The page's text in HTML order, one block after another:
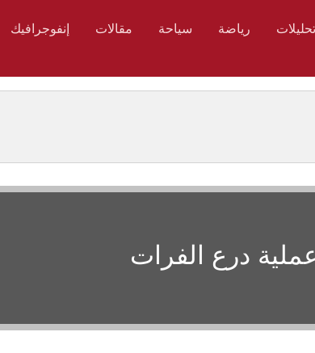
تحليلات رياضة سياحة مقالات إنفوجرافيك
درع الفرات